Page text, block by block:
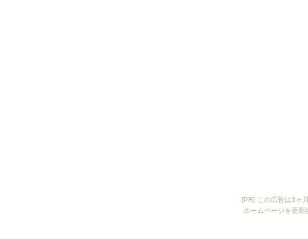
[PR] この広告は3ヶ
ホームページを更